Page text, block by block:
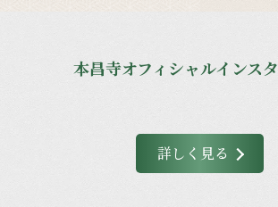
本昌寺オフィシャルインス
詳しく見る